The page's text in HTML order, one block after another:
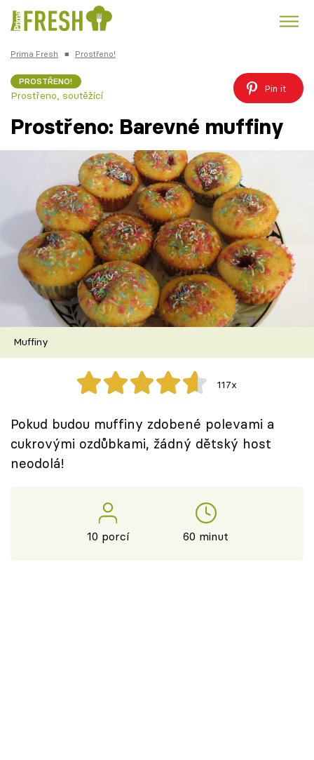
Česká kuchyně
Témata
Recepty
Články
TV Program
Škola vaření
Recepty z TV
Speciál: Cuketa
Těhotnej kuchař
Sledujte prima+
Prima Fresh ■ Prostřeno!
PROSTŘENO!
Prostřeno, soutěžící
Pin it
Prostřeno: Barevné muffiny
Muffiny
117x
Pokud budou muffiny zdobené polevami a
cukrovými ozdůbkami, žádný dětský host
neodolá!
10 porcí 60 minut